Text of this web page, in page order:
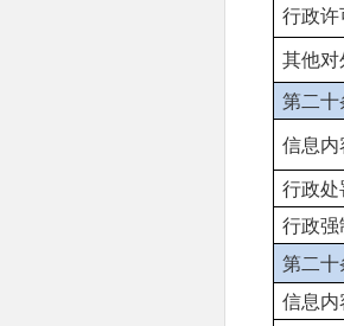
行政许
其他
第二
信息内
行政处
行政强
第二
信息内